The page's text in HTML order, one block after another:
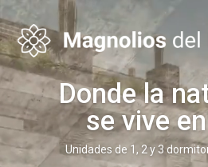
Donde la
se vive
Unidades de 1, 2 y 3
vídeo